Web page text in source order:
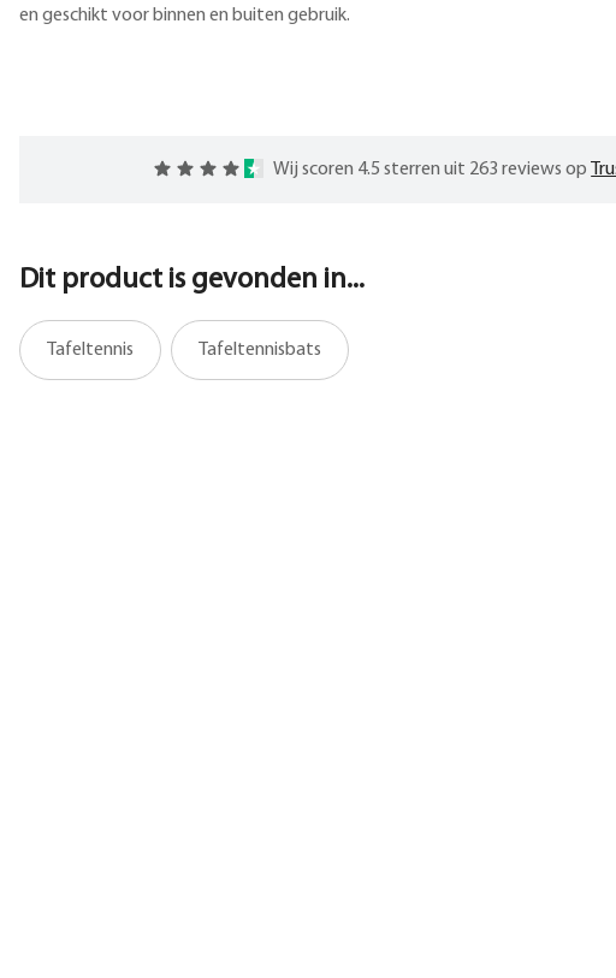
en geschikt voor binnen en buiten gebruik.
Wij scoren 4.5 sterren uit 263 reviews op
Dit product is gevonden in...
Tafeltennis Tafeltennisbats